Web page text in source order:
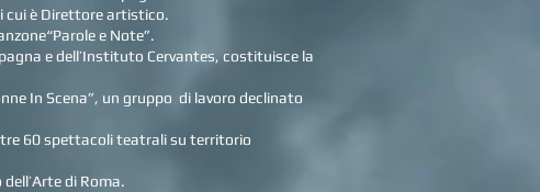
cui è Direttore artistico.
e Note”.
e dell’Instituto Cervantes, costituisce la
In Scena”, un gruppo di lavoro declinato
60 spettacoli teatrali su territorio
di Roma.